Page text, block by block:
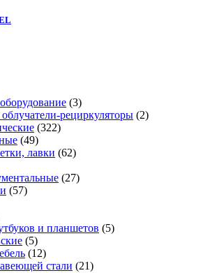
(3)
рециркуляторы (2)
(322)
(49)
лавки (62)
(27)
(57)
и планшетов (5)
(5)
(12)
стали (21)